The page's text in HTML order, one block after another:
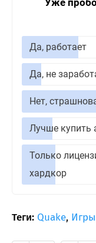
Да, работает
Да, не
Нет,
Лучше купить
Только
хардкор
Теги: Quake, Игры